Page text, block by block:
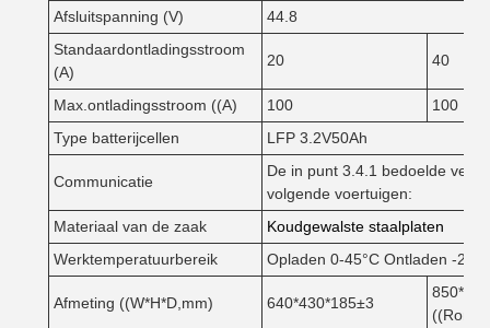
Afsluitspanning (V)
44.8
Standaardontladingsstroom
(A)
20 40
Max.ontladingsstroom ((A) 100
100
Type batterijcellen
LFP 3.2V50Ah
Communicatie
De in punt 3.4.1 bedoelde
volgende voertuigen:
Materiaal van de zaak
Koudgewalste staalplaten
Werktemperatuurbereik
Opladen 0-45°C Ontladen -20-
Afmeting ((W*H*D,mm) 640*430*185±3